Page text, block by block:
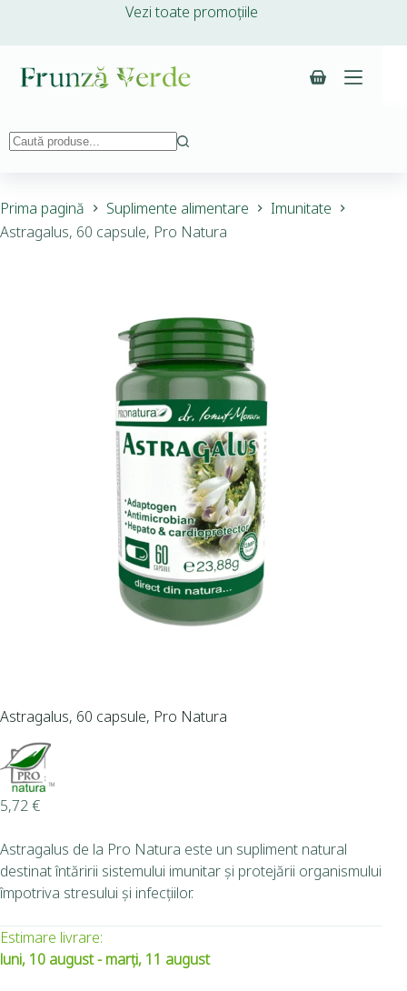
Vezi toate promoțiile
Prima pagină Suplimente alimentare
Imunitate
Astragalus, 60 capsule, Pro Natura
Astragalus, 60 capsule, Pro Natura
5,72€
Astragalus de la Pro Natura este un supliment natural
destinat întăririi sistemului imunitar și protejării organismului
împotriva stresului și infecțiilor.
Estimare livrare:
luni, 10 august - marți, 11 august